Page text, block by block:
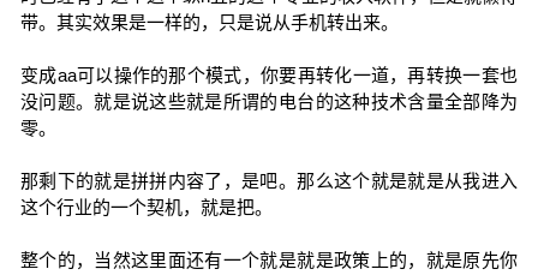
带。其实效果是一样的，只是说从手机转出来。
变成aa可以操作的那个模式，你要再转化一道，再转换一套也
没问题。就是说这些就是所谓的电台的这种技术含量全部降为
零。
那剩下的就是拼拼内容了，是吧。那么这个就是就是从我进入
这个行业的一个契机，就是把。
整个的，当然这里面还有一个就是就是政策上的，就是原先你